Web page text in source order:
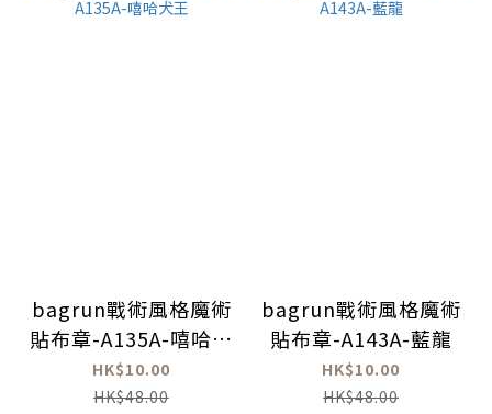
bagrun戰術風格魔術
貼布章-A135A-嘻哈犬
王
HK$10.00
HK$48.00
bagrun戰術風格魔術
貼布章-A143A-藍龍
HK$10.00
HK$48.00